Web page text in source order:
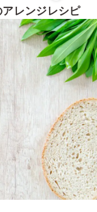
アレンジレシピ